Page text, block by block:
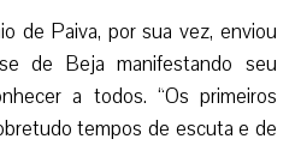
de Paiva, por sua vez, enviou
de Beja manifestando seu
a todos. “Os primeiros
tempos de escuta e de